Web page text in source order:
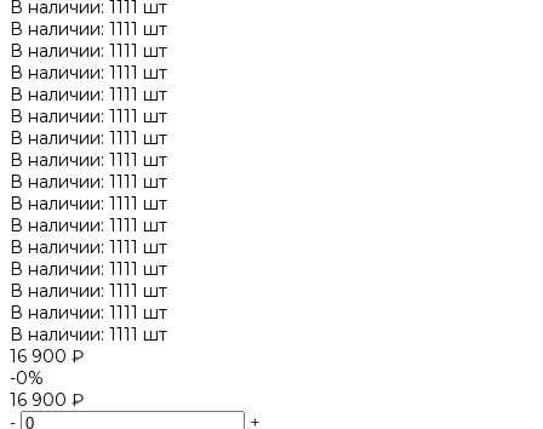
В наличии: 1111 шт
В наличии: 1111 шт
В наличии: 1111 шт
В наличии: 1111 шт
В наличии: 1111 шт
В наличии: 1111 шт
В наличии: 1111 шт
В наличии: 1111 шт
В наличии: 1111 шт
В наличии: 1111 шт
В наличии: 1111 шт
В наличии: 1111 шт
В наличии: 1111 шт
В наличии: 1111 шт
В наличии: 1111 шт
В наличии: 1111 шт
16 900 ₽
-0%
16 900 ₽
-
+